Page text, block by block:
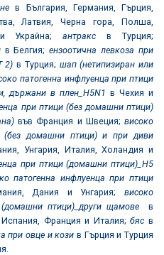
в България, Германия, Гърция,
Латвия, Черна гора, Полша,
и Украйна;антракс в Турция;
в Белгия;ензоотична левкоза при
2) в Турция; шап (нетипизиран или
патогенна инфлуенца при птици
държани в плен_ H5N1 в Чехия и
при птици (без домашни птици)
във Франция и Швеция;високо
(без домашни птици) и при диви
Унгария, Италия, Холандия и
при птици (домашни птици)_H5
патогенна инфлуенца при птици
Дания и Унгария;високо
птици)_ други щамове
в
Испания, Франция и Италия;бяс в
при овце и кози в Гърция и Турция